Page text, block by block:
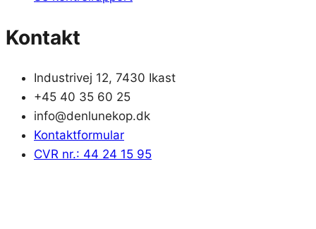
Kontakt
Industrivej 12, 7430 Ikast
+45 40 35 60 25
info@denlunekop.dk
Kontaktformular
CVR nr.: 44 24 15 95